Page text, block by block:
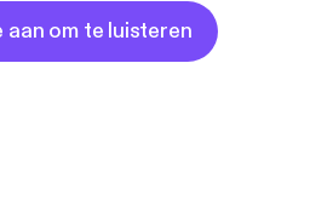
aan om te luisteren